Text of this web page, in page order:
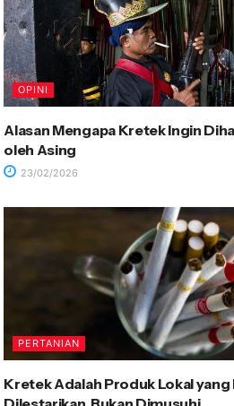
OPINI
Alasan Mengapa Kretek Ingin
oleh Asing
23/02/2026
PERTANIAN
Kretek Adalah Produk Lokal yang